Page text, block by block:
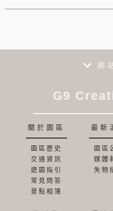
網
G9
關於園區
園區歷史
交通資訊
遊園指引
常見問答
景點相簿
最新
園區
媒體
失物